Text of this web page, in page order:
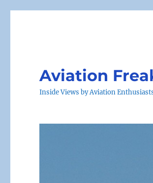
Aviation
Inside Views by Aviation